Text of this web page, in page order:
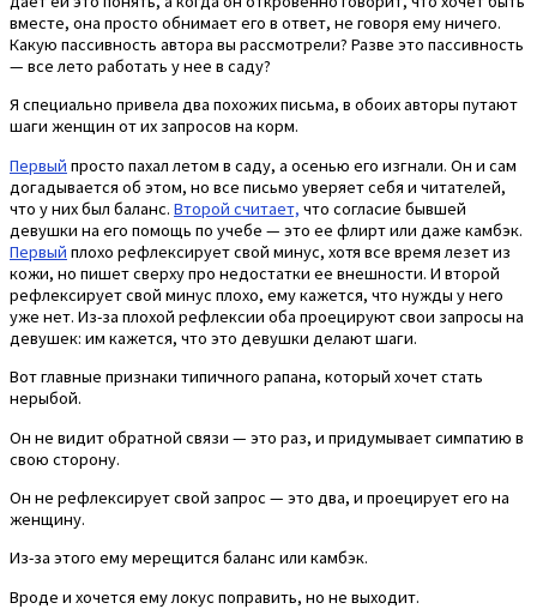
вместе, она просто обнимает его в ответ, не говоря ему ничего.
Какую пассивность автора вы рассмотрели? Разве это пассивность
— все лето работать у нее в саду?
Я специально привела два похожих письма, в обоих авторы путают
шаги женщин от их запросов на корм.
Первый просто пахал летом в саду, а осенью его изгнали. Он и сам
догадывается об этом, но все письмо уверяет себя и читателей,
что у них был баланс. Второй считает, что согласие бывшей
девушки на его помощь по учебе — это ее флирт или даже камбэк.
Первый плохо рефлексирует свой минус, хотя все время лезет из
кожи, но пишет сверху про недостатки ее внешности. И второй
рефлексирует свой минус плохо, ему кажется, что нужды у него
уже нет. Из-за плохой рефлексии оба проецируют свои запросы на
девушек: им кажется, что это девушки делают шаги.
Вот главные признаки типичного рапана, который хочет стать
нерыбой.
Он не видит обратной связи — это раз, и придумывает симпатию в
свою сторону.
Он не рефлексирует свой запрос — это два, и проецирует его на
женщину.
Из-за этого ему мерещится баланс или камбэк.
Вроде и хочется ему локус поправить, но не выходит.